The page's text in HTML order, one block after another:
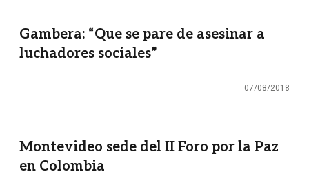
Gambera: “Que se pare de asesinar a
luchadores sociales”
07/08/2018
Montevideo sede del II Foro por la Paz
en Colombia